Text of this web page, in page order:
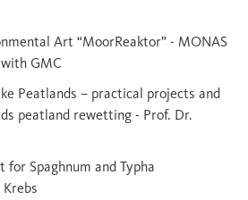
Art “MoorReaktor” - MONAS
GMC
Peatlands – practical projects and
peatland rewetting - Prof. Dr.
Spaghnum and Typha